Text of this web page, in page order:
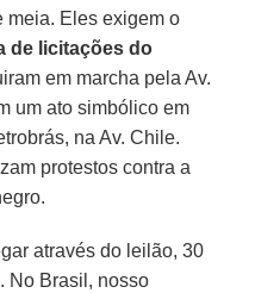
meia. Eles exigem o
de licitações do
em marcha pela Av.
um ato simbólico em
na Av. Chile.
protestos contra a
através do leilão, 30
No Brasil, nosso